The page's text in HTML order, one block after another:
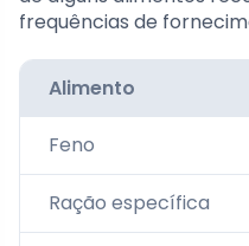
frequências de
Alimento
Feno
Ração específica